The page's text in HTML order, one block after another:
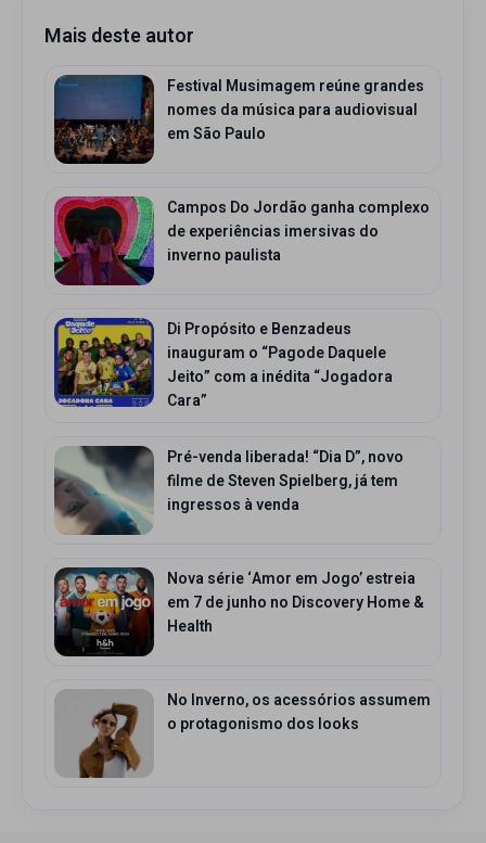
Mais deste autor
Festival Musimagem reúne grandes
nomes da música para audiovisual
em São Paulo
Campos Do Jordão ganha complexo
de experiências imersivas do
inverno paulista
Di Propósito e Benzadeus
inauguram o “Pagode Daquele
Jeito” com a inédita “Jogadora
Cara”
Pré-venda liberada! “Dia D”, novo
filme de Steven Spielberg, já tem
ingressos à venda
Nova série ‘Amor em Jogo’ estreia
em 7 de junho no Discovery Home &
Health
No Inverno, os acessórios assumem
o protagonismo dos looks